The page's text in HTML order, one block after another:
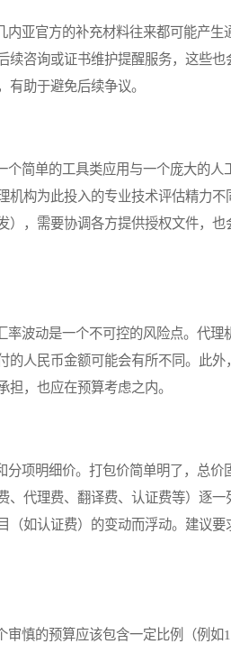
亚官方的补充材料往来都可能产生
咨询或证书维护提醒服务，这些也
助于避免后续争议。
简单的工具类应用与一个庞大的人
构为此投入的专业技术评估精力不
，需要协调各方提供授权文件，也
波动是一个不可控的风险点。代理
人民币金额可能会有所不同。此外
，也应在预算考虑之内。
项明细价。打包价简单明了，总价
、代理费、翻译费、认证费等）逐一
（如认证费）的变动而浮动。建议要
慎的预算应该包含一定比例（例如